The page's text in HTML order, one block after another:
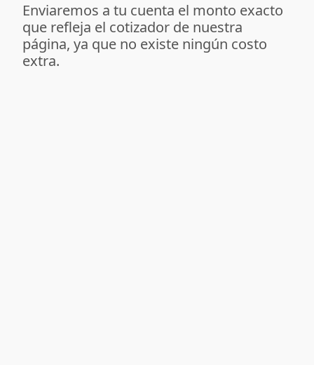
Enviaremos a tu cuenta el monto exacto
que refleja el cotizador de nuestra
página, ya que no existe ningún costo
extra.